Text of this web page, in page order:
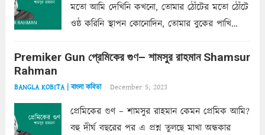
মতো আমি দেখিনি কখনো, তোমার ঠোঁটের মতো ঠোঁটে
ওষ্ঠ করিনি স্থাপন কোনোদিন, তোমার বুকের পাখি
কোথাও কি এরকম ছায়া দেয় ক্লান্তির প্রহরে? মুছে
Premiker Gun প্রেমিকের গুণ– শামসুর রাহমান Shamsur
Rahman
BANGLA KOBITA | বাংলা কবিতা December 5, 2023
প্রেমিকের গুণ – শামসুর রাহমান কেমন প্রেমিক আমি?
বহু দীর্ঘ বছরের পর এ প্রশ্ন তুলছে মাখা অন্ধকার